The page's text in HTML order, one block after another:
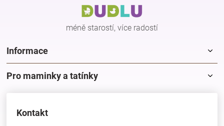
méně starostí, více radostí
Informace
Pro maminky a tatínky
Kontakt